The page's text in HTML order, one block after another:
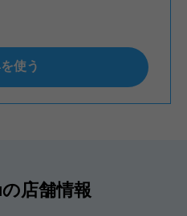
使う
店舗情報